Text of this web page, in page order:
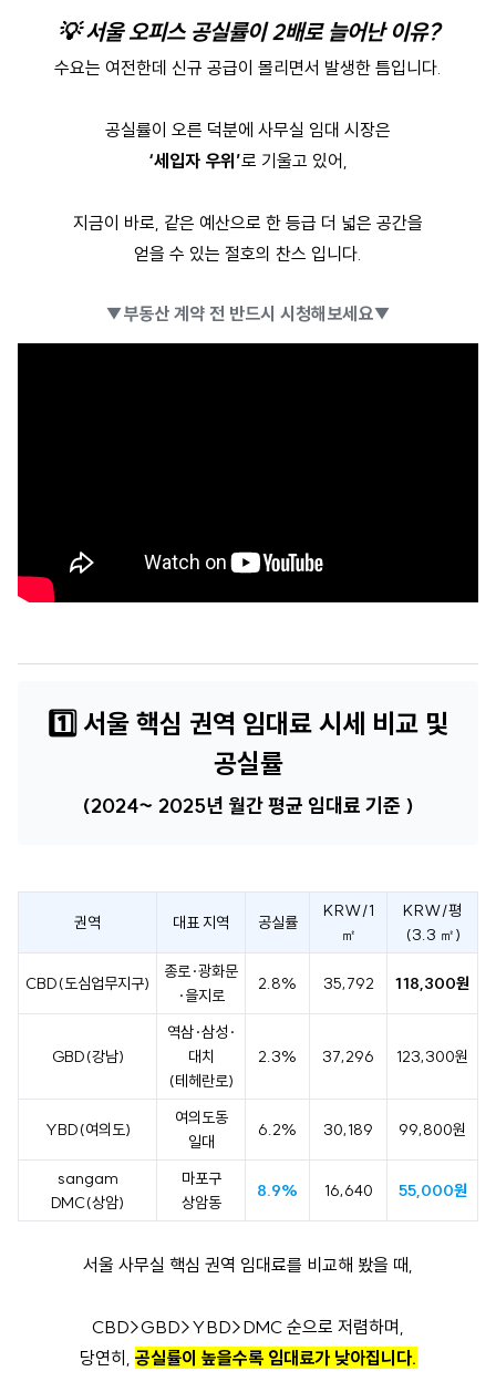
💡서울 오피스 공실률이 2배로 늘어난 이유?
수요는 여전한데 신규 공급이 몰리면서 발생한 틈입니다.
공실률이 오른 덕분에 사무실 임대 시장은
‘세입자 우위’로 기울고 있어,
지금이 바로, 같은 예산으로 한 등급 더 넓은 공간을
얻을 수 있는 절호의 찬스 입니다.
▼부동산 계약 전 반드시 시청해보세요▼
1️⃣서울 핵심 권역 임대료 시세 비교 및
공실률
(2024~ 2025년 월간 평균 임대료 기준 )
권역 대표 지역 공실률
KRW/1
㎡
KRW/평
(3.3 ㎡)
CBD(도심업무지구)
종로·광화문
·을지로
2.8% 35,792 118,300원
GBD(강남)
역삼·삼성·
대치
(테헤란로)
2.3% 37,296 123,300원
YBD(여의도)
여의도동
일대
6.2% 30,189 99,800원
sangam
DMC(상암)
마포구
상암동
8.9% 16,640 55,000원
서울 사무실 핵심 권역 임대료를 비교해 봤을 때,
CBD>GBD>YBD>DMC 순으로 저렴하며,
당연히, 공실률이 높을수록 임대료가 낮아집니다.